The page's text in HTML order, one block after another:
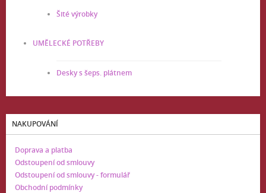
Šité výrobky
UMĚLECKÉ POTŘEBY
Desky s šeps. plátnem
NAKUPOVÁNÍ
Doprava a platba
Odstoupení od smlouvy
Odstoupení od smlouvy - formulář
Obchodní podmínky